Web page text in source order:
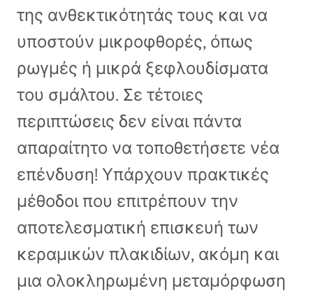
της ανθεκτικότητάς τους και να
υποστούν μικροφθορές, όπως
ρωγμές ή μικρά ξεφλουδίσματα
του σμάλτου. Σε τέτοιες
περιπτώσεις δεν είναι πάντα
απαραίτητο να τοποθετήσετε νέα
επένδυση! Υπάρχουν πρακτικές
μέθοδοι που επιτρέπουν την
αποτελεσματική επισκευή των
κεραμικών πλακιδίων, ακόμη και
μια ολοκληρωμένη μεταμόρφωση